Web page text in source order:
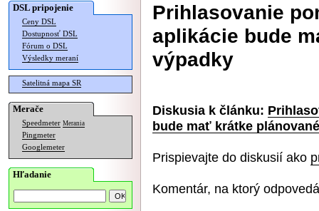
DSL pripojenie
Ceny DSL
Dostupnosť DSL
Fórum o DSL
Výsledky meraní
Satelitná mapa SR
Merače
Speedmeter Merania
Pingmeter
Googlemeter
Hľadanie
Prihlasovanie
aplikácie bude
výpadky
Diskusia k článku:
bude mať krátke
Prispievajte do diskusií ako
Komentár, na ktorý